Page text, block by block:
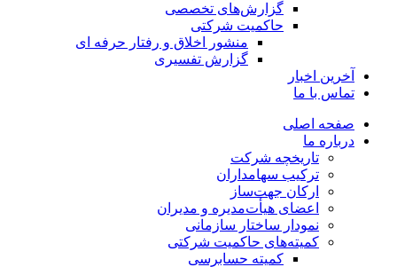
گزارش‌های تخصصی
حاکمیت شرکتی
منشور اخلاق و رفتار حرفه­ ای
گزارش تفسیری
آخرین اخبار
تماس با ما
صفحه اصلی
درباره ما
تاریخچه شرکت
ترکیب سهامداران
ارکان جهت‌ساز
اعضای هیأت‌مدیره و مدیران
نمودار ساختار سازمانی
کمیته‌های حاکمیت شرکتی
کمیته حسابرسی